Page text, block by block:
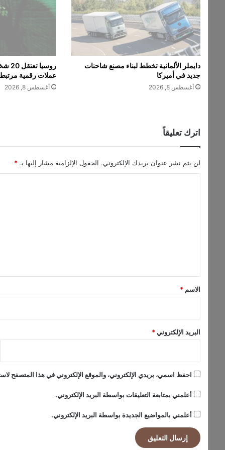
ي
ب
ل
ج
ي
ك
ا
ب
س
ض
ب
ع
دايملر الألمانية تخطط لبناء مصنع شاحنات
جديد في أميركا
أغسطس 8, 2026
عملات رقمية
أغسطس 8, 2026
اترك تعليقاً
لن يتم نشر عنوان بريدك الإلكتروني. الحقول الإلزامية مشار إليها بـ*
*
الاسم *
البريد الإلكتروني*
احفظ اسمي، بريدي الإلكتروني، والموقع الإلكتروني في هذا المتصفح
أعلمني بمتابعة التعليقات بواسطة البريد الإلكتروني.
أعلمني بالمواضيع الجديدة بواسطة البريد الإلكتروني.